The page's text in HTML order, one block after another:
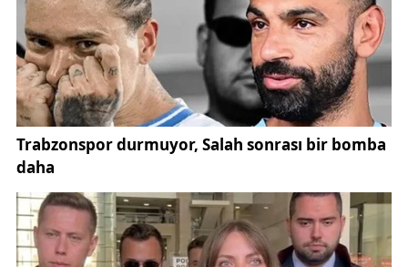
ve iade koşulları açık biçimde belirlendi. Buna göre
bağlantı bedeli, bağlantı anlaşması imzalanırken
yalnızca bir defaya mahsus tahsil edilecek.
Servis hattı imalatına başlanmışsa bu bedel iade
edilmeyecek. Ancak servis hattı yapımına henüz
başlanmamış olması halinde, abonenin başvurusu
Aynı adres için daha önce bağlantı bedeli alınmışsa
ikinci kez tahsilat yapılamayacak.